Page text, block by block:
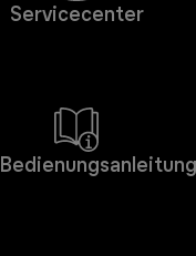
Servicecenter